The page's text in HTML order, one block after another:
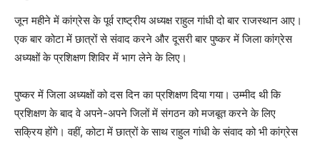
जून महीने में कांग्रेस के पूर्व राष्ट्रीय अध्यक्ष राहुल गांधी दो बार राजस्थान आए।
एक बार कोटा में छात्रों से संवाद करने और दूसरी बार पुष्कर में जिला कांग्रेस
अध्यक्षों के प्रशिक्षण शिविर में भाग लेने के लिए।
पुष्कर में जिला अध्यक्षों को दस दिन का प्रशिक्षण दिया गया। उम्मीद थी कि
प्रशिक्षण के बाद वे अपने-अपने जिलों में संगठन को मजबूत करने के लिए
सक्रिय होंगे। वहीं, कोटा में छात्रों के साथ राहुल गांधी के संवाद को भी कांग्रेस